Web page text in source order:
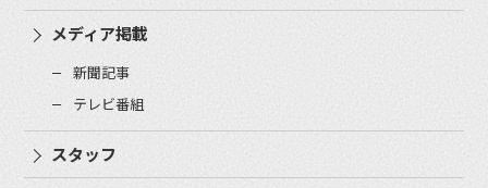
メディア掲載
新聞記事
テレビ番組
スタッフ